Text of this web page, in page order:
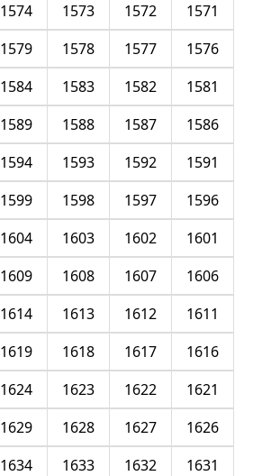
1571
1572
1573
1574
1576
1577
1578
1579
1581
1582
1583
1584
1586
1587
1588
1589
1591
1592
1593
1594
1596
1597
1598
1599
1601
1602
1603
1604
1606
1607
1608
1609
1611
1612
1613
1614
1616
1617
1618
1619
1621
1622
1623
1624
1626
1627
1628
1629
1631
1632
1633
1634